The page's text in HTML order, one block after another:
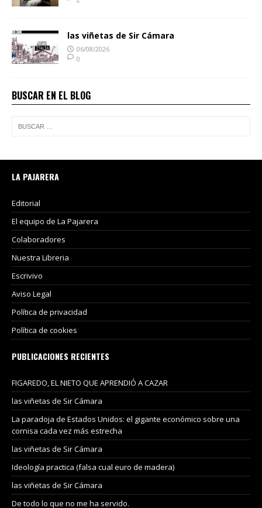
las viñetas de Sir Cámara
06/08/2026
0
BUSCAR EN EL BLOG
LA PAJARERA
Editorial
El equipo de La Pajarera
Colaboradores
Nuestra Libreria
Escrivivo
Aviso Legal
Política de privacidad
Política de cookies
PUBLICACIONES RECIENTES
FIGAREDO, EL NIETO QUE APRENDIÓ A CAZAR
las viñetas de Sir Cámara
La paradoja de Estados Unidos: el gigante económico sobre una
cornisa cada vez más estrecha
las viñetas de Sir Cámara
Ideología practica (falsa cual euro de madera)
las viñetas de Sir Cámara
De todo lo que no me ha servido.